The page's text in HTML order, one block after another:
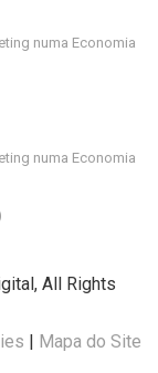
All Rights
Mapa do Site